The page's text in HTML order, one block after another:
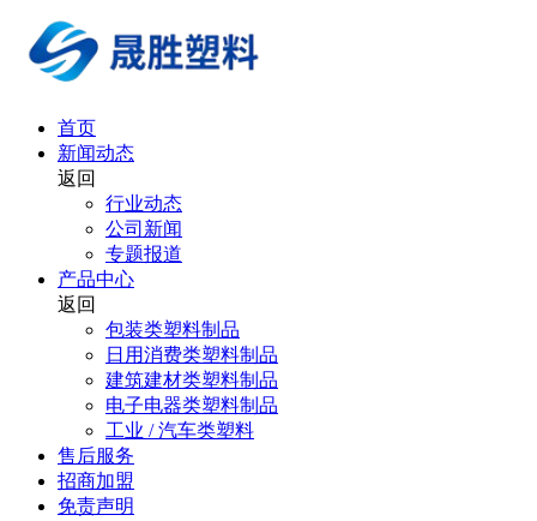
首页
新闻动态
返回
行业动态
公司新闻
专题报道
产品中心
返回
包装类塑料制品
日用消费类塑料制品
建筑建材类塑料制品
电子电器类塑料制品
工业 / 汽车类塑料
售后服务
招商加盟
免责声明